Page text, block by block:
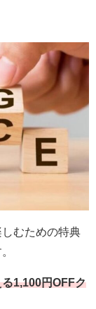
むための特典
1,100円OFFク